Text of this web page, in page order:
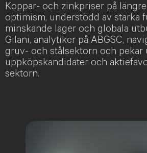
Koppar- och zinkpriser på
optimism, understödd av starka
minskande lager och globala
Gilani, analytiker på ABGSC,
gruv- och stålsektorn och pekar
uppköpskandidater och
sektorn.